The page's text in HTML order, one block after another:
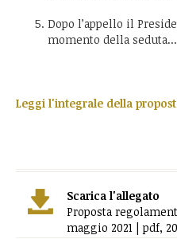
Dopo l’appello il
momento della seduta...
Leggi l'integrale della
Scarica l'allegato
Proposta
maggio 2021 | pdf,